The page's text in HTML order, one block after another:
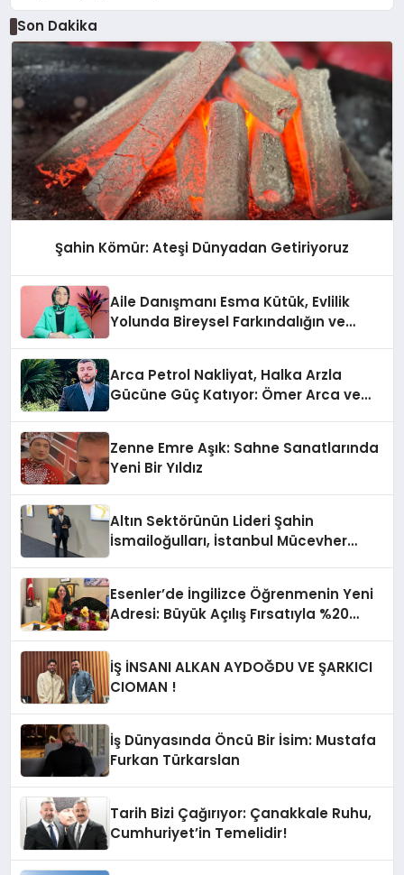
Son Dakika
Şahin Kömür: Ateşi Dünyadan Getiriyoruz
Aile Danışmanı Esma Kütük, Evlilik
Yolunda Bireysel Farkındalığın ve
Arca Petrol Nakliyat, Halka Arzla
Gücüne Güç Katıyor: Ömer Arca ve
Zenne Emre Aşık: Sahne Sanatlarında
Yeni Bir Yıldız
Altın Sektörünün Lideri Şahin
İsmailoğulları, İstanbul Mücevher
Esenler’de İngilizce Öğrenmenin Yeni
Adresi: Büyük Açılış Fırsatıyla %20
İŞ İNSANI ALKAN AYDOĞDU VE ŞARKICI
CIOMAN !
İş Dünyasında Öncü Bir İsim: Mustafa
Furkan Türkarslan
Tarih Bizi Çağırıyor: Çanakkale Ruhu,
Cumhuriyet’in Temelidir!